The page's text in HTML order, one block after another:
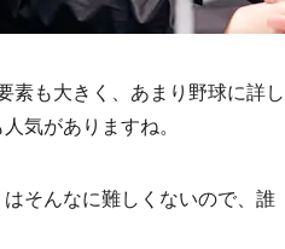
も大きく、あまり野球に詳し
気がありますね。
そんなに難しくないので、誰